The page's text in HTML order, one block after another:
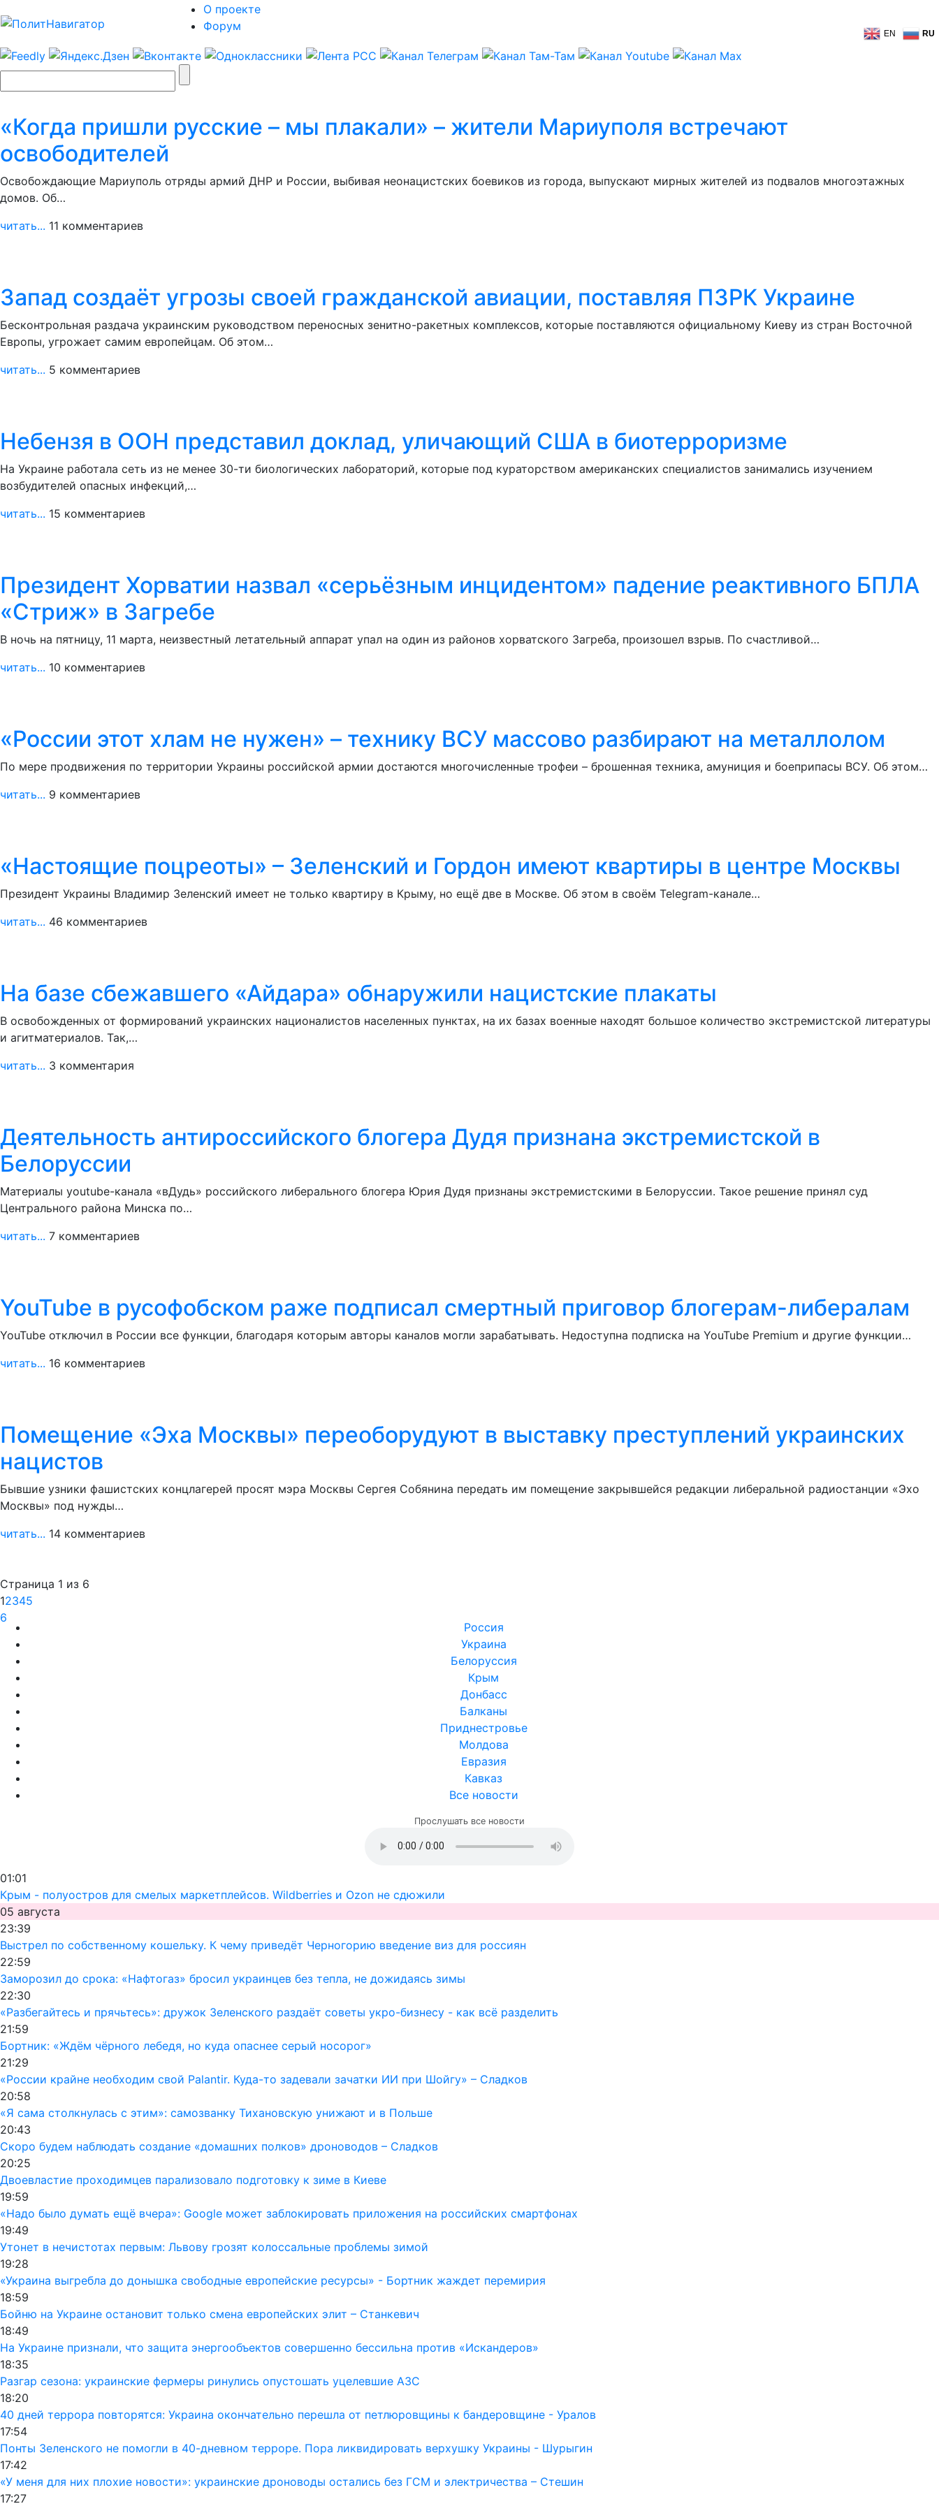
О проекте
Форум
EN RU
«Когда пришли русские – мы плакали» – жители Мариуполя встречают
освободителей
Освобождающие Мариуполь отряды армий ДНР и России, выбивая неонацистских боевиков из города, выпускают мирных жителей из подвалов многоэтажных
домов. Об…
читать... 11 комментариев
Запад создаёт угрозы своей гражданской авиации, поставляя ПЗРК Украине
Бесконтрольная раздача украинским руководством переносных зенитно-ракетных комплексов, которые поставляются официальному Киеву из стран Восточной
Европы, угрожает самим европейцам. Об этом…
читать... 5 комментариев
Небензя в ООН представил доклад, уличающий США в биотерроризме
На Украине работала сеть из не менее 30-ти биологических лабораторий, которые под кураторством американских специалистов занимались изучением
возбудителей опасных инфекций,…
читать... 15 комментариев
Президент Хорватии назвал «серьёзным инцидентом» падение реактивного БПЛА
«Стриж» в Загребе
В ночь на пятницу, 11 марта, неизвестный летательный аппарат упал на один из районов хорватского Загреба, произошел взрыв. По счастливой…
читать... 10 комментариев
«России этот хлам не нужен» – технику ВСУ массово разбирают на металлолом
По мере продвижения по территории Украины российской армии достаются многочисленные трофеи – брошенная техника, амуниция и боеприпасы ВСУ. Об этом…
читать... 9 комментариев
«Настоящие поцреоты» – Зеленский и Гордон имеют квартиры в центре Москвы
Президент Украины Владимир Зеленский имеет не только квартиру в Крыму, но ещё две в Москве. Об этом в своём Telegram-канале…
читать... 46 комментариев
На базе сбежавшего «Айдара» обнаружили нацистские плакаты
В освобожденных от формирований украинских националистов населенных пунктах, на их базах военные находят большое количество экстремистской литературы
и агитматериалов. Так,…
читать... 3 комментария
Деятельность антироссийского блогера Дудя признана экстремистской в
Белоруссии
Материалы youtube-канала «вДудь» российского либерального блогера Юрия Дудя признаны экстремистскими в Белоруссии. Такое решение принял суд
Центрального района Минска по…
читать... 7 комментариев
YouTube в русофобском раже подписал смертный приговор блогерам-либералам
YouTube отключил в России все функции, благодаря которым авторы каналов могли зарабатывать. Недоступна подписка на YouTube Premium и другие функции…
читать... 16 комментариев
Помещение «Эха Москвы» переоборудуют в выставку преступлений украинских
нацистов
Бывшие узники фашистских концлагерей просят мэра Москвы Сергея Собянина передать им помещение закрывшейся редакции либеральной радиостанции «Эхо
Москвы» под нужды…
читать... 14 комментариев
Страница 1 из 6
12345
6
Россия
Украина
Белоруссия
Крым
Донбасс
Балканы
Приднестровье
Молдова
Евразия
Кавказ
Все новости
Прослушать все новости
01:01
Крым - полуостров для смелых маркетплейсов. Wildberries и Ozon не сдюжили
05 августа
23:39
Выстрел по собственному кошельку. К чему приведёт Черногорию введение виз для россиян
22:59
Заморозил до срока: «Нафтогаз» бросил украинцев без тепла, не дожидаясь зимы
22:30
«Разбегайтесь и прячьтесь»: дружок Зеленского раздаёт советы укро-бизнесу - как всё разделить
21:59
Бортник: «Ждём чёрного лебедя, но куда опаснее серый носорог»
21:29
«России крайне необходим свой Palantir. Куда-то задевали зачатки ИИ при Шойгу» – Сладков
20:58
«Я сама столкнулась с этим»: самозванку Тихановскую унижают и в Польше
20:43
Скоро будем наблюдать создание «домашних полков» дроноводов – Сладков
20:25
Двоевластие проходимцев парализовало подготовку к зиме в Киеве
19:59
«Надо было думать ещё вчера»: Google может заблокировать приложения на российских смартфонах
19:49
Утонет в нечистотах первым: Львову грозят колоссальные проблемы зимой
19:28
«Украина выгребла до донышка свободные европейские ресурсы» - Бортник жаждет перемирия
18:59
Бойню на Украине остановит только смена европейских элит – Станкевич
18:49
На Украине признали, что защита энергообъектов совершенно бессильна против «Искандеров»
18:35
Разгар сезона: украинские фермеры ринулись опустошать уцелевшие АЗС
18:20
40 дней террора повторятся: Украина окончательно перешла от петлюровщины к бандеровщине - Уралов
17:54
Понты Зеленского не помогли в 40-дневном терроре. Пора ликвидировать верхушку Украины - Шурыгин
17:42
«У меня для них плохие новости»: украинские дроноводы остались без ГСМ и электричества – Стешин
17:27